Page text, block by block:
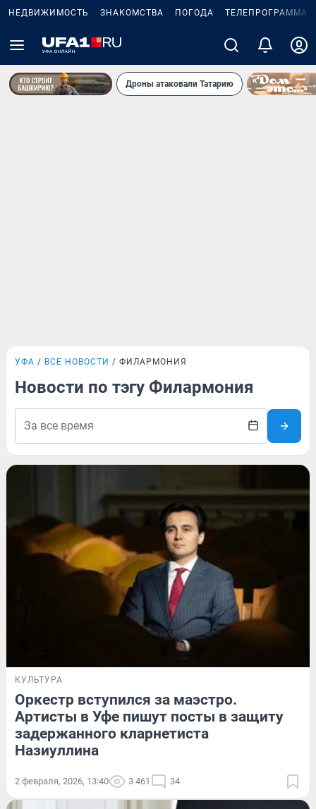
НЕДВИЖИМОСТЬ ЗНАКОМСТВА ПОГОДА ТЕЛЕПРОГРАММА
Дроны атаковали Татарию
УФА ВСЕ НОВОСТИ ФИЛАРМОНИЯ
Новости по тэгу Филармония
КУЛЬТУРА
Оркестр вступился за маэстро.
Артисты в Уфе пишут посты в защиту
задержанного кларнетиста
Назиуллина
2 февраля, 2026, 13:40 3 461 34